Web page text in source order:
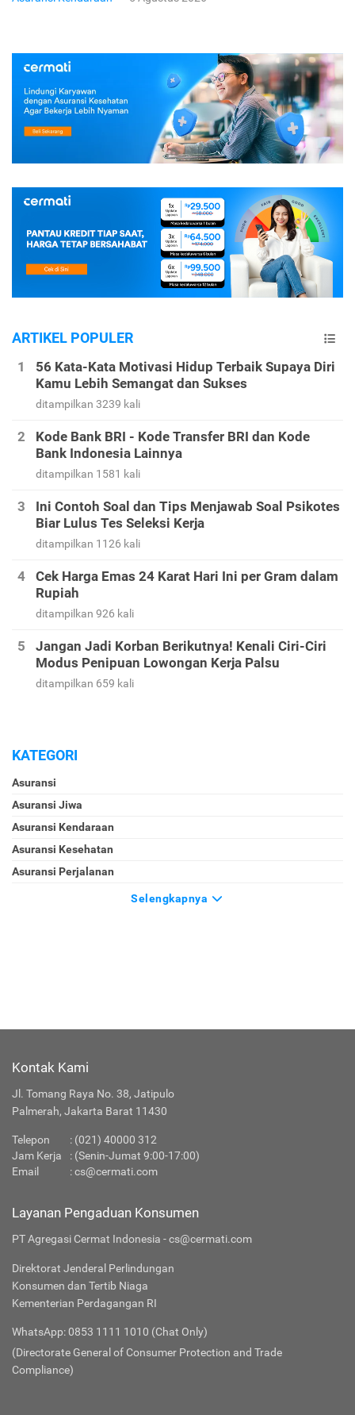
ARTIKEL POPULER
56 Kata-Kata Motivasi Hidup Terbaik Supaya Diri
Kamu Lebih Semangat dan Sukses
ditampilkan 3239 kali
Kode Bank BRI - Kode Transfer BRI dan Kode
Bank Indonesia Lainnya
ditampilkan 1581 kali
Ini Contoh Soal dan Tips Menjawab Soal Psikotes
Biar Lulus Tes Seleksi Kerja
ditampilkan 1126 kali
Cek Harga Emas 24 Karat Hari Ini per Gram dalam
Rupiah
ditampilkan 926 kali
Jangan Jadi Korban Berikutnya! Kenali Ciri-Ciri
Modus Penipuan Lowongan Kerja Palsu
ditampilkan 659 kali
KATEGORI
Asuransi
Asuransi Jiwa
Asuransi Kendaraan
Asuransi Kesehatan
Asuransi Perjalanan
Selengkapnya
Kontak Kami
Jl. Tomang Raya No. 38, Jatipulo
Palmerah, Jakarta Barat 11430
Telepon : (021) 40000 312
Jam Kerja
: (Senin-Jumat 9:00-17:00)
Email
:cs@cermati.com
Layanan Pengaduan Konsumen
PT Agregasi Cermat Indonesia - cs@cermati.com
Direktorat Jenderal Perlindungan
Konsumen dan Tertib Niaga
Kementerian Perdagangan RI
WhatsApp: 0853 1111 1010 (Chat Only)
(Directorate General of Consumer Protection and Trade
Compliance)